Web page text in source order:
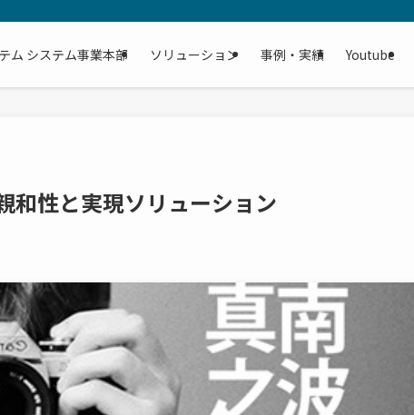
ム システム事業本部 ソリューション 事例・実績 Youtube
性と実現ソリューション